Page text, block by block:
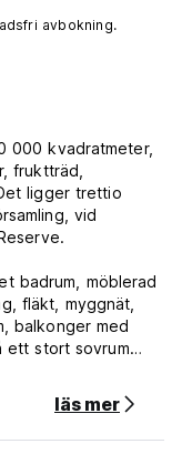
avbokning.
000 kvadratmeter,
fruktträd,
ligger trettio
vid
badrum, möblerad
fläkt, myggnät,
balkonger med
ett stort sovrum
hängmattor,
naturlig miljö,
läs mer